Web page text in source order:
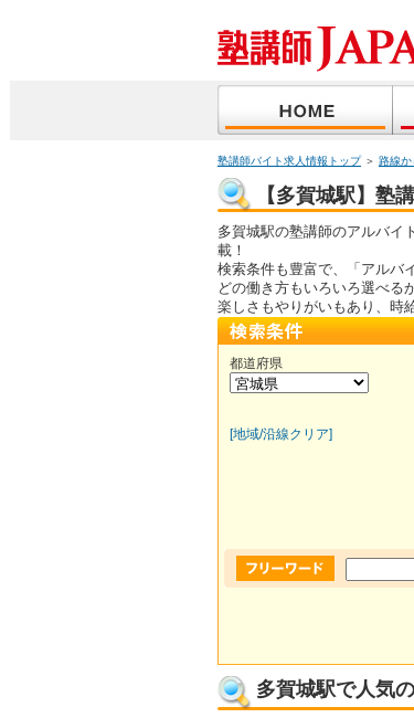
塾講師バイト求人情報トップ＞ 路線か
【多賀城駅】塾
多賀城駅の塾講師のアルバイ
載！
検索条件も豊富で、「アルバ
どの働き方もいろいろ選べる
楽しさもやりがいもあり、時
都道府県
[地域/沿線クリア]
多賀城駅で人気